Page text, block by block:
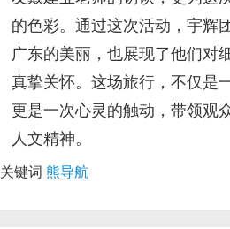
的色彩。通过这次活动，宇辉
广东的美丽，也展现了他们对
真挚关怀。这场旅行，不仅是
更是一次心灵的触动，带领观
人文精神。
关键词 熊导航